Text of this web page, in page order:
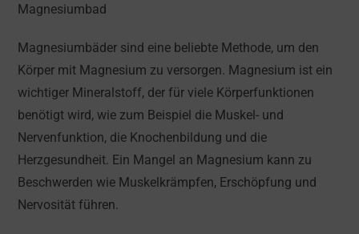
Magnesiumbad
Magnesiumbäder sind eine beliebte Methode, um den
Körper mit Magnesium zu versorgen. Magnesium ist ein
wichtiger Mineralstoff, der für viele Körperfunktionen
benötigt wird, wie zum Beispiel die Muskel- und
Nervenfunktion, die Knochenbildung und die
Herzgesundheit. Ein Mangel an Magnesium kann zu
Beschwerden wie Muskelkrämpfen, Erschöpfung und
Nervosität führen.